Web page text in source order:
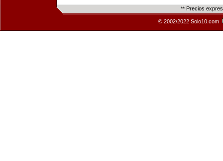
** Precios
© 2002/2022 Solo10.com